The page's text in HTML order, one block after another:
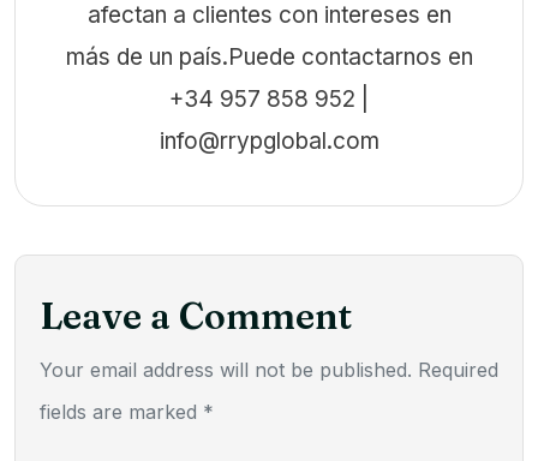
afectan a clientes con intereses en
más de un país.Puede contactarnos en
+34 957 858 952 |
info@rrypglobal.com
Leave a Comment
Your email address will not be published. Required
fields are marked *